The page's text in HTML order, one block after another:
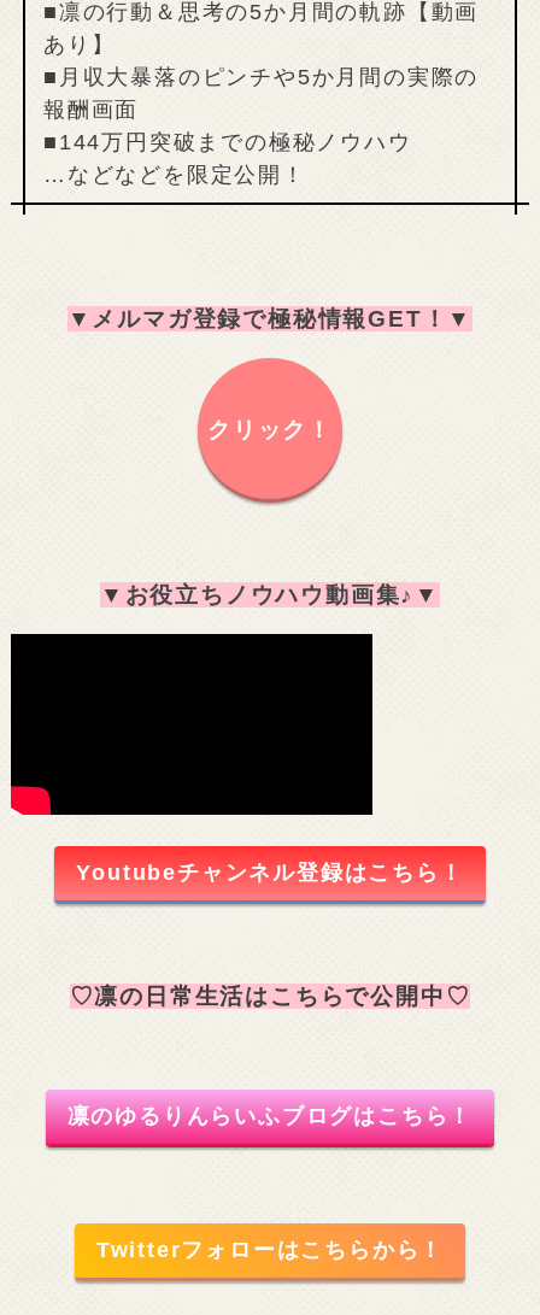
■凛の行動＆思考の5か月間の軌跡【動画
あり】
■月収大暴落のピンチや5か月間の実際の
報酬画面
■144万円突破までの極秘ノウハウ
…などなどを限定公開！
▼ メルマガ登録で極秘情報GET！ ▼
クリック！
▼ お役立ちノウハウ動画集♪ ▼
Youtubeチャンネル登録はこちら！
♡凛の日常生活はこちらで公開中♡
凛のゆるりんらいふブログはこちら！
Twitterフォローはこちらから！